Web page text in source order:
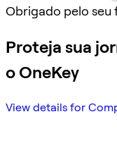
Obrigado pelo seu
Proteja sua
o OneKey
View details for